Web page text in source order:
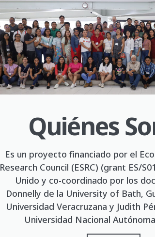
Quiénes
Es un proyecto financiado por el
Research Council (ESRC) (grant ES/
Unido y co-coordinado por los
Donnelly de la University of Bath,
Universidad Veracruzana y Judith
Universidad Nacional